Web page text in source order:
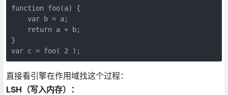
function foo(a) {
    var b = a;
    return a + b;
}
var c = foo( 2 );
直接看引擎在作用域找这个过程：
LSH（写入内存）：